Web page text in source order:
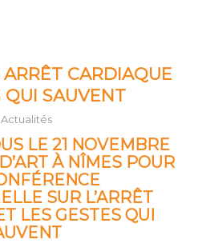
CARDIAQUE
QUI SAUVENT
Actualités
LE 21 NOVEMBRE
À NÎMES POUR
SUR L’ARRÊT
LES GESTES QUI